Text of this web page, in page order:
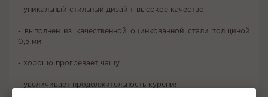
- уникальный стильный дизайн, высокое качество
- выполнен из качественной оцинкованной стали толщиной
0,5 мм
- хорошо прогревает чашу
- увеличивает продолжительность курения